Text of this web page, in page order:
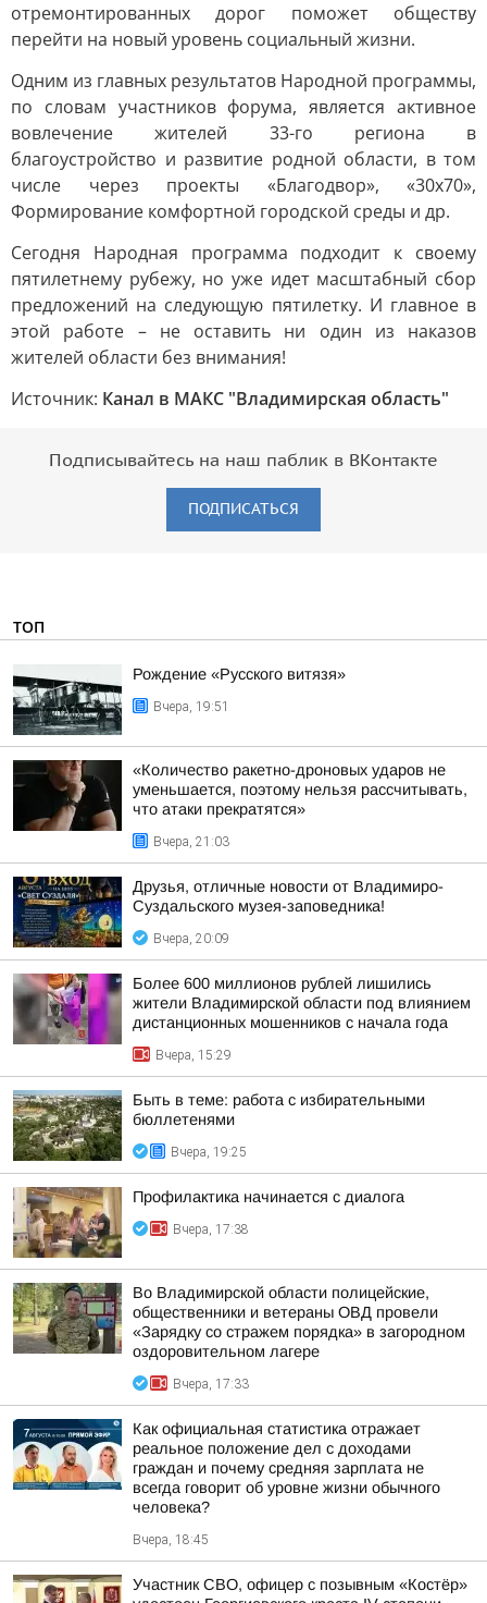
отремонтированных дорог поможет обществу
перейти на новый уровень социальный жизни.
Одним из главных результатов Народной программы,
по словам участников форума, является активное
вовлечение жителей 33-го региона в
благоустройство и развитие родной области, в том
числе через проекты «Благодвор», «30х70»,
Формирование комфортной городской среды и др.
Сегодня Народная программа подходит к своему
пятилетнему рубежу, но уже идет масштабный сбор
предложений на следующую пятилетку. И главное в
этой работе – не оставить ни один из наказов
жителей области без внимания!
Источник: Канал в МАКС "Владимирская область"
Подписывайтесь на наш паблик в ВКонтакте
ПОДПИСАТЬСЯ
ТОП
Рождение «Русского витязя»
Вчера, 19:51
«Количество ракетно-дроновых ударов не
уменьшается, поэтому нельзя рассчитывать,
что атаки прекратятся»
Вчера, 21:03
Друзья, отличные новости от Владимиро-
Суздальского музея-заповедника!
Вчера, 20:09
Более 600 миллионов рублей лишились
жители Владимирской области под влиянием
дистанционных мошенников с начала года
Вчера, 15:29
Быть в теме: работа с избирательными
бюллетенями
Вчера, 19:25
Профилактика начинается с диалога
Вчера, 17:38
Во Владимирской области полицейские,
общественники и ветераны ОВД провели
«Зарядку со стражем порядка» в загородном
оздоровительном лагере
Вчера, 17:33
Как официальная статистика отражает
реальное положение дел с доходами
граждан и почему средняя зарплата не
всегда говорит об уровне жизни обычного
человека?
Вчера, 18:45
Участник СВО, офицер с позывным «Костёр»